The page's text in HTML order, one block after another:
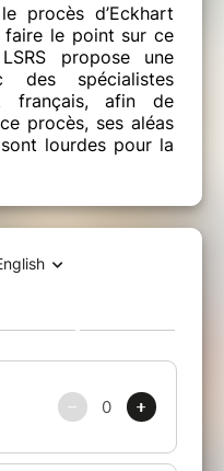
procès d’Eckhart
faire le point sur ce
propose une
des spécialistes
français, afin de
procès, ses aléas
lourdes pour la